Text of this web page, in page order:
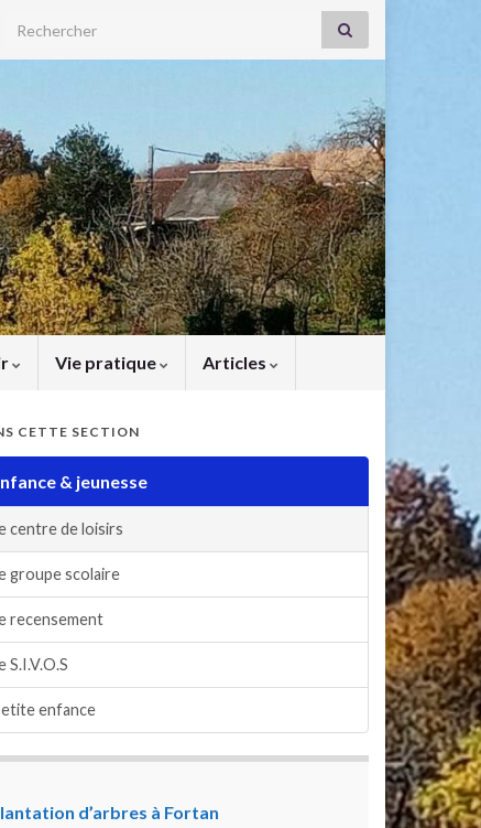
Search for:
Vie pratique Articles
CETTE SECTION
& jeunesse
centre de loisirs
groupe scolaire
recensement
S.I.V.O.S
enfance
d’arbres à Fortan